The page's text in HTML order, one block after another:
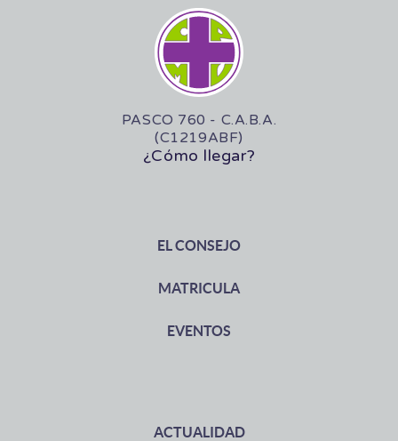
PASCO 760 - C.A.B.A.
(C1219ABF)
¿Cómo llegar?
EL CONSEJO
MATRICULA
EVENTOS
ACTUALIDAD